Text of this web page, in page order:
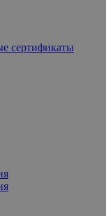
сертификаты